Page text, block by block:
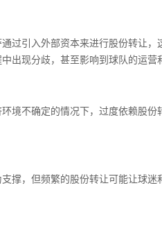
过引入外部资本来进行股份转让
出现分歧，甚至影响到球队的运营
境不确定的情况下，过度依赖股
撑，但频繁的股份转让可能让球